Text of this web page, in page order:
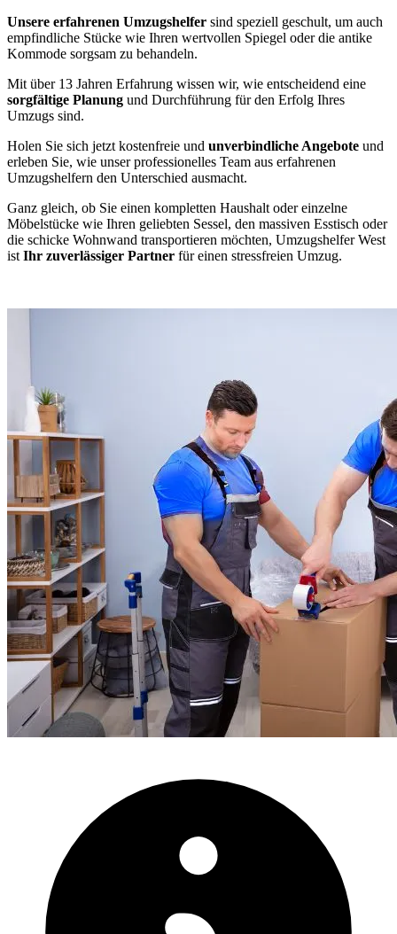
Unsere erfahrenen Umzugshelfer sind speziell geschult, um auch
empfindliche Stücke wie Ihren wertvollen Spiegel oder die antike
Kommode sorgsam zu behandeln.
Mit über 13 Jahren Erfahrung wissen wir, wie entscheidend eine
sorgfältige Planung und Durchführung für den Erfolg Ihres
Umzugs sind.
Holen Sie sich jetzt kostenfreie und unverbindliche Angebote und
erleben Sie, wie unser professionelles Team aus erfahrenen
Umzugshelfern den Unterschied ausmacht.
Ganz gleich, ob Sie einen kompletten Haushalt oder einzelne
Möbelstücke wie Ihren geliebten Sessel, den massiven Esstisch oder
die schicke Wohnwand transportieren möchten, Umzugshelfer West
ist Ihr zuverlässiger Partner für einen stressfreien Umzug.